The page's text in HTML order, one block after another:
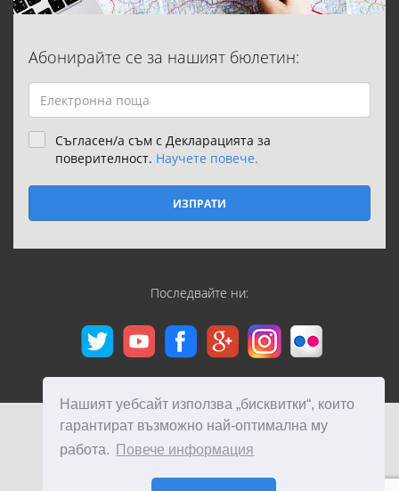
Нашият уебсайт използва „бисквитки“, които
гарантират възможно най-оптимална му
работа.
Повече информация
Абонирайте се за нашият бюлетин:
Съгласен/а съм с Декларацията за
поверителност. Научете повече.
ИЗПРАТИ
Последвайте ни: